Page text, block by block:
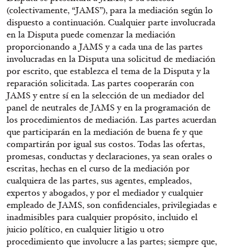
(colectivamente, “JAMS”), para la mediación según lo
dispuesto a continuación. Cualquier parte involucrada
en la Disputa puede comenzar la mediación
proporcionando a JAMS y a cada una de las partes
involucradas en la Disputa una solicitud de mediación
por escrito, que establezca el tema de la Disputa y la
reparación solicitada. Las partes cooperarán con
JAMS y entre sí en la selección de un mediador del
panel de neutrales de JAMS y en la programación de
los procedimientos de mediación. Las partes acuerdan
que participarán en la mediación de buena fe y que
compartirán por igual sus costos. Todas las ofertas,
promesas, conductas y declaraciones, ya sean orales o
escritas, hechas en el curso de la mediación por
cualquiera de las partes, sus agentes, empleados,
expertos y abogados, y por el mediador y cualquier
empleado de JAMS, son confidenciales, privilegiadas e
inadmisibles para cualquier propósito, incluido el
juicio político, en cualquier litigio u otro
procedimiento que involucre a las partes; siempre que,